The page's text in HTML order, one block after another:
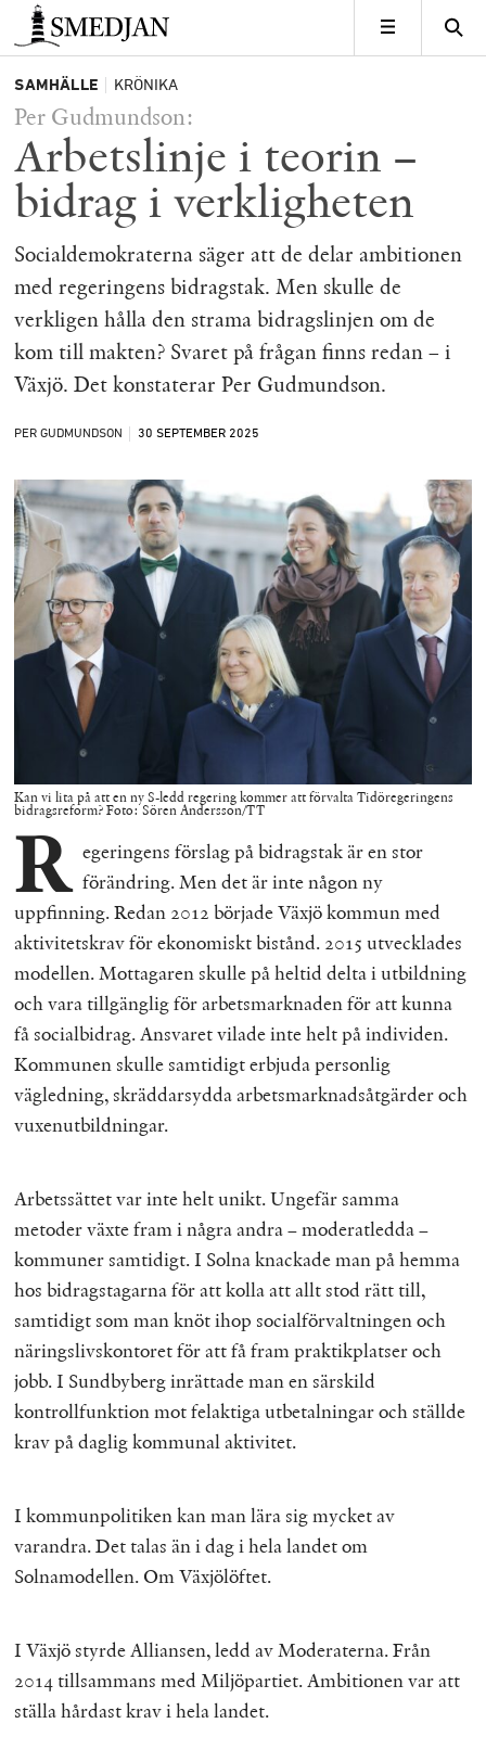
Timbro
MENY
SAMHÄLLE KRÖNIKA
Per Gudmundson:
Arbetslinje i teorin –
bidrag i verkligheten
Socialdemokraterna säger att de delar ambitionen
med regeringens bidragstak. Men skulle de
verkligen hålla den strama bidragslinjen om de
kom till makten? Svaret på frågan finns redan – i
Växjö. Det konstaterar Per Gudmundson.
PER GUDMUNDSON 30 SEPTEMBER 2025
Kan vi lita på att en ny S-ledd regering kommer att förvalta Tidöregeringens
bidragsreform? Foto: Sören Andersson/TT
R egeringens förslag på bidragstak är en stor
förändring. Men det är inte någon ny
uppfinning. Redan 2012 började Växjö kommun med
aktivitetskrav för ekonomiskt bistånd. 2015 utvecklades
modellen. Mottagaren skulle på heltid delta i utbildning
och vara tillgänglig för arbetsmarknaden för att kunna
få socialbidrag. Ansvaret vilade inte helt på individen.
Kommunen skulle samtidigt erbjuda personlig
vägledning, skräddarsydda arbetsmarknadsåtgärder och
vuxenutbildningar.
Arbetssättet var inte helt unikt. Ungefär samma
metoder växte fram i några andra – moderatledda –
kommuner samtidigt. I Solna knackade man på hemma
hos bidragstagarna för att kolla att allt stod rätt till,
samtidigt som man knöt ihop socialförvaltningen och
näringslivskontoret för att få fram praktikplatser och
jobb. I Sundbyberg inrättade man en särskild
kontrollfunktion mot felaktiga utbetalningar och ställde
krav på daglig kommunal aktivitet.
I kommunpolitiken kan man lära sig mycket av
varandra. Det talas än i dag i hela landet om
Solnamodellen. Om Växjölöftet.
I Växjö styrde Alliansen, ledd av Moderaterna. Från
2014 tillsammans med Miljöpartiet. Ambitionen var att
ställa hårdast krav i hela landet.